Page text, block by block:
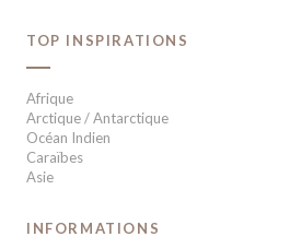
TOP INSPIRATIONS
Afrique
Arctique / Antarctique
Océan Indien
Caraïbes
Asie
INFORMATIONS